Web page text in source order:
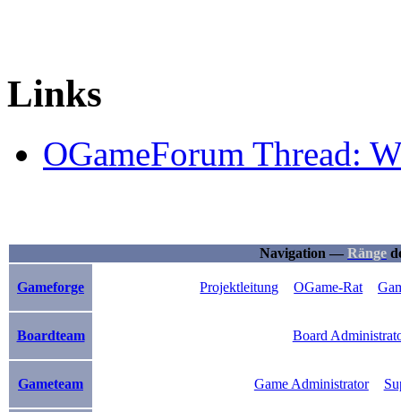
Links
OGameForum Thread:
Navigation — Ränge
Gameforge Projektleitung OGame-Rat
Boardteam Board
Gameteam Game Administrator